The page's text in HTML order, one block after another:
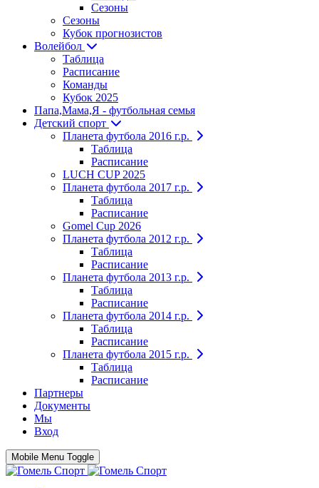
Сезоны
Сезоны
Кубок прогнозистов
Волейбол
Таблица
Расписание
Команды
Кубок 2025
Папа,Мама,Я - футбольная семья
Детский спорт
Планета футбола 2016 г.р.
Таблица
Расписание
LUCH CUP 2025
Планета футбола 2017 г.р.
Таблица
Расписание
Gomel Cup 2026
Планета футбола 2012 г.р.
Таблица
Расписание
Планета футбола 2013 г.р.
Таблица
Расписание
Планета футбола 2014 г.р.
Таблица
Расписание
Планета футбола 2015 г.р.
Таблица
Расписание
Партнеры
Документы
Мы
Вход
Mobile Menu Toggle